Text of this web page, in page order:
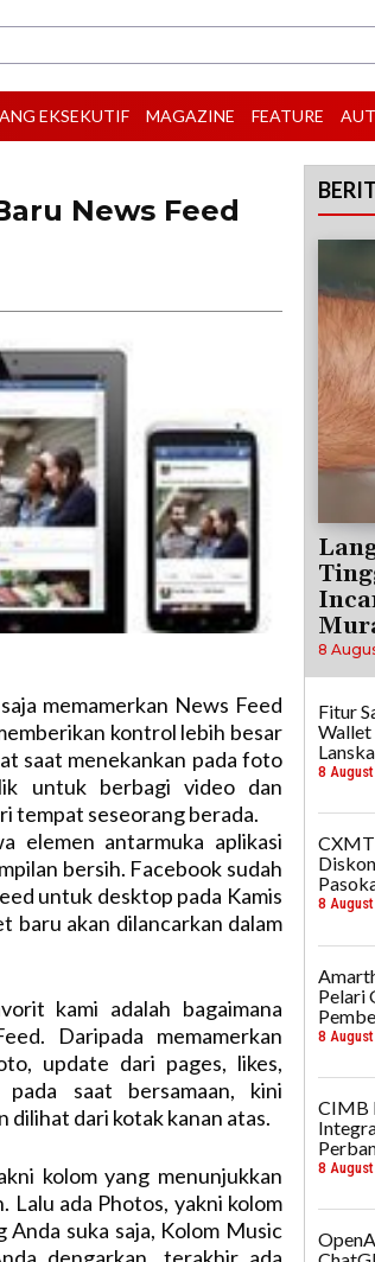
EKSEKUTIF MAGAZINE FEATURE
News Feed
memamerkan News Feed
kontrol lebih besar
saat menekankan pada foto
untuk berbagi video dan
tempat seseorang berada.
elemen antarmuka aplikasi
bersih. Facebook sudah
untuk desktop pada Kamis
baru akan dilancarkan dalam
kami adalah bagaimana
Daripada memamerkan
update dari pages, likes,
saat bersamaan, kini
dilihat dari kotak kanan atas.
kolom yang menunjukkan
Lalu ada Photos, yakni kolom
Anda suka saja, Kolom Music
8
Fitur
Wallet
8
8
Pelari
8
CIMB
8